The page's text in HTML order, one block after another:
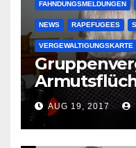
FAHNDUNGSMELDUNGEN
NEWS RAPEFUGEES
VERGEWALTIGUNGSKARTE
Oma im
AUG 19, 2017